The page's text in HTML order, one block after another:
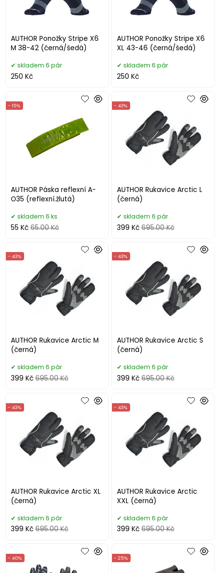
AUTHOR Ponožky Stripe X6
M 38-42 (černá/šedá)
skladem 6 pár
250 Kč
AUTHOR Ponožky Stripe X6
XL 43-46 (černá/šedá)
skladem 6 pár
250 Kč
AUTHOR Páska reflexní A-
O35 (reflexní.žlutá)
- 15%
skladem 6 ks
55 Kč 65.00 Kč
AUTHOR Rukavice Arctic L
(černá)
- 43%
skladem 6 pár
399 Kč 695.00 Kč
AUTHOR Rukavice Arctic M
(černá)
- 43%
skladem 6 pár
399 Kč 695.00 Kč
AUTHOR Rukavice Arctic S
(černá)
- 43%
skladem 6 pár
399 Kč 695.00 Kč
AUTHOR Rukavice Arctic XL
(černá)
- 43%
skladem 6 pár
399 Kč 695.00 Kč
AUTHOR Rukavice Arctic
XXL (černá)
- 43%
skladem 6 pár
399 Kč 695.00 Kč
- 40% - 25%